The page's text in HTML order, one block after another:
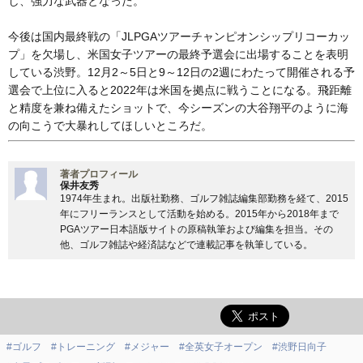
今後は国内最終戦の「JLPGAツアーチャンピオンシップリコーカッ
プ」を欠場し、米国女子ツアーの最終予選会に出場することを表明
している渋野。12月2～5日と9～12日の2週にわたって開催される予
選会で上位に入ると2022年は米国を拠点に戦うことになる。飛距離
と精度を兼ね備えたショットで、今シーズンの大谷翔平のように海
の向こうで大暴れしてほしいところだ。
著者プロフィール
保井友秀
1974年生まれ。出版社勤務、ゴルフ雑誌編集部勤務を経て、2015
年にフリーランスとして活動を始める。2015年から2018年まで
PGAツアー日本語版サイトの原稿執筆および編集を担当。その
他、ゴルフ雑誌や経済誌などで連載記事を執筆している。
#ゴルフ #トレーニング #メジャー #全英女子オープン
#渋野日向子